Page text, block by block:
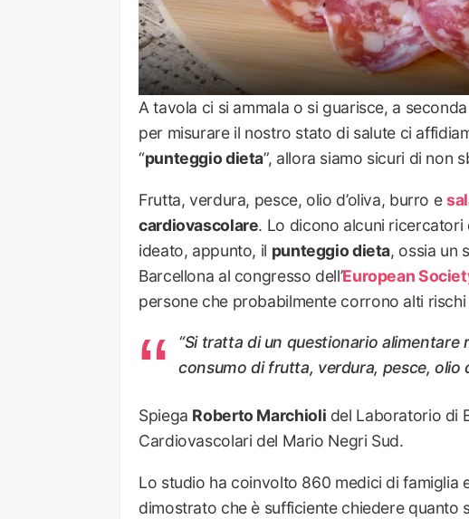
A tavola ci si ammala o si guarisce, a
per misurare il nostro stato di salute ci
“punteggio dieta”, allora siamo sicuri di non
Frutta, verdura, pesce, olio d’oliva, burro e
cardiovascolare. Lo dicono alcuni ricercatori
ideato, appunto, il punteggio dieta, ossia un
Barcellona al congresso dell’European
persone che probabilmente corrono alti rischi
“Si tratta di un questionario
consumo di frutta, verdura, pesce, olio
Spiega Roberto Marchioli del Laboratorio di
Cardiovascolari del Mario Negri Sud.
Lo studio ha coinvolto 860 medici di famiglia
dimostrato che è sufficiente chiedere quanto